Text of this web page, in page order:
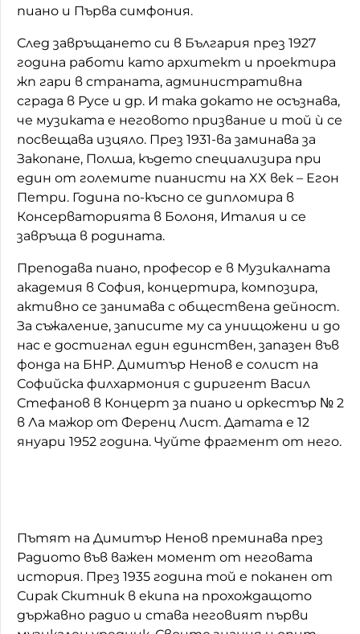
пиано и Първа симфония.
След завръщането си в България през 1927
година работи като архитект и проектира
жп гари в страната, административна
сграда в Русе и др. И така докато не осъзнава,
че музиката е неговото призвание и той ѝ се
посвещава изцяло. През 1931-ва заминава за
Закопане, Полша, където специализира при
един от големите пианисти на XX век – Егон
Петри. Година по-късно се дипломира в
Консерваторията в Болоня, Италия и се
завръща в родината.
Преподава пиано, професор е в Музикалната
академия в София, концертира, композира,
активно се занимава с обществена дейност.
За съжаление, записите му са унищожени и до
нас е достигнал един единствен, запазен във
фонда на БНР. Димитър Ненов е солист на
Софийска филхармония с диригент Васил
Стефанов в Концерт за пиано и оркестър № 2
в Ла мажор от Ференц Лист. Датата е 12
януари 1952 година. Чуйте фрагмент от него.
Пътят на Димитър Ненов преминава през
Радиото във важен момент от неговата
история. През 1935 година той е поканен от
Сирак Скитник в екипа на прохождащото
държавно радио и става неговият първи